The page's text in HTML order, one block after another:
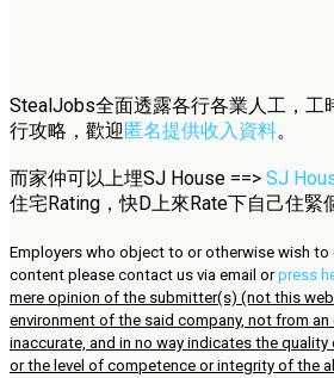
StealJobs全面透露各行各業人工，工
行攻略，歡迎匿名提供收入資料。
而家仲可以上埋SJ House ==> SJ
住宅Rating，快D上來Rate下自己住緊
Employers who object to or otherwise wish
content please contact us via email orpress
mere opinion of the submitter(s) (not this
environment of the said company, not from
inaccurate, and in no way indicates the
or the level of competence or integrity of the